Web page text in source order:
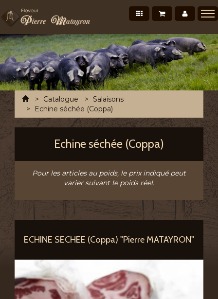
Mon
Mon panier
Nos produits
Présentation
Points de vente Professionnels
Recettes et conseils
Photos/Vidéos
Salons et évènements
Tournée Mensuelle
Chronofresh France
Contact
A découvrir
AccueilCatalogue
Salaisons
Echine séchée (Coppa)
Echine séchée (Coppa)
Pour les articles au poids, le prix indiqué peut
varier suivant le poids réel.
ECHINE SECHEE (Coppa) "Pierre MATAYRON"